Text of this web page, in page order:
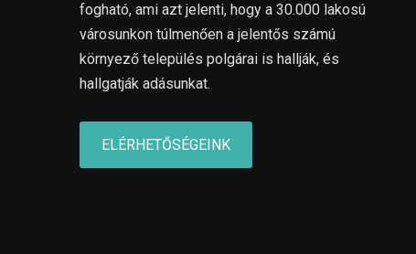
fogható, ami azt jelenti, hogy a 30.000 lakosú
városunkon túlmenően a jelentős számú
környező település polgárai is hallják, és
hallgatják adásunkat.
ELÉRHETŐSÉGEINK